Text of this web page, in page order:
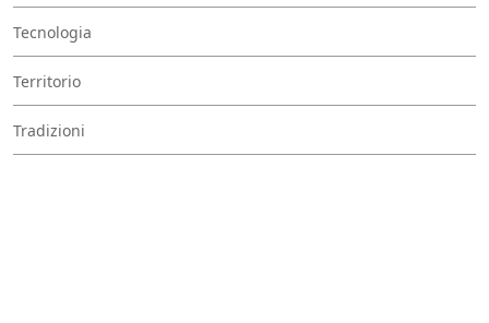
Tecnologia
Territorio
Tradizioni